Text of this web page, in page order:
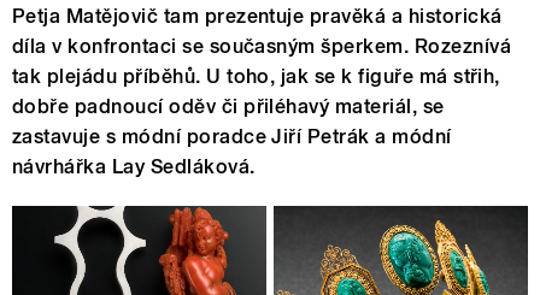
Petja Matějovič tam prezentuje pravěká a historická
díla v konfrontaci se současným šperkem. Rozeznívá
tak plejádu příběhů. U toho, jak se k figuře má střih,
dobře padnoucí oděv či přiléhavý materiál, se
zastavuje s módní poradce Jiří Petrák a módní
návrhářka Lay Sedláková.